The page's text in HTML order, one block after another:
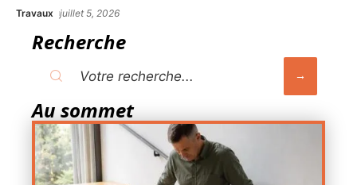
Travaux juillet 5, 2026
Recherche
Au sommet